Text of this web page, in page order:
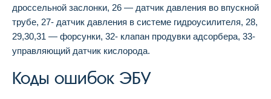
дроссельной заслонки, 26 — датчик давления во впускной
трубе, 27- датчик давления в системе гидроусилителя, 28,
29,30,31 — форсунки, 32- клапан продувки адсорбера, 33-
управляющий датчик кислорода.
Коды ошибок ЭБУ